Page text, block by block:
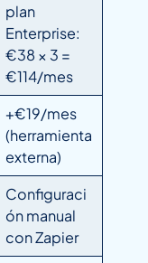
plan
Enterprise:
€38 × 3 =
€114/mes
+€19/mes
(herramienta
externa)
Configuraci
ón manual
con Zapier